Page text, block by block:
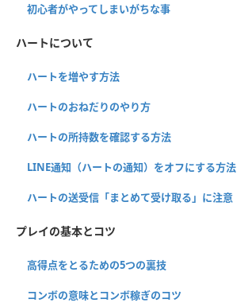
初心者がやってしまいがちな事
ハートについて
ハートを増やす方法
ハートのおねだりのやり方
ハートの所持数を確認する方法
LINE通知（ハートの通知）をオフにする方法
ハートの送受信「まとめて受け取る」に注意
プレイの基本とコツ
高得点をとるための5つの裏技
コンボの意味とコンボ稼ぎのコツ